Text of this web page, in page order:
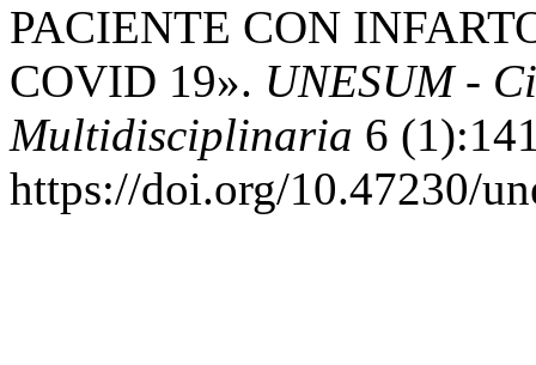
PACIENTE CON
COVID 19». UNESUM -
Multidisciplinaria 6
https://doi.org/10.47230/